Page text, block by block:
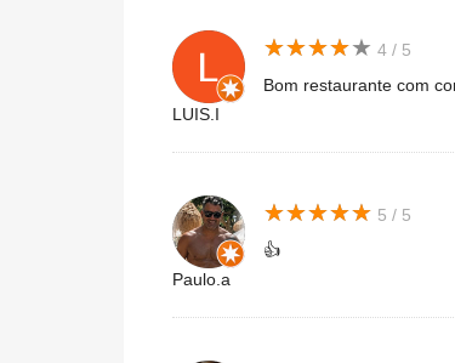
LUIS.I
★★★★★
★★★★★ 4 / 5
Bom restaurante com
Paulo.a
★★★★★
★★★★★ 5 / 5
👍